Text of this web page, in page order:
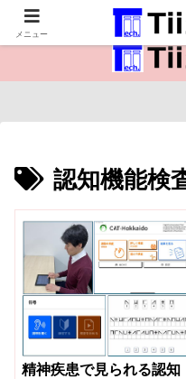
医療保健・生命
認知機能検
精神疾患で見られる認知
メニュー